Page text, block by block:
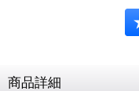
商品詳細